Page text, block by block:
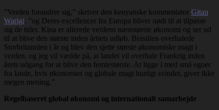
”Verden forandrer sig,” skriver den kenyanske kommentator Gitau
Warigi, ”og Deres excellencer fra Europa bliver nødt til at tilpasse
sig de tider. Kina er allerede verdens næststørste økonomi og ser ud
til at blive den største inden årtiets udløb. Brasilien overhalede
Storbritannien i år og blev den sjette største økonomiske magt i
verden, og jeg vil vædde på, at landet vil overhale Frankrig inden
årets udgang for at blive den femtestørste. At ligge i med små egoer
fra lande, hvis økonomier og globale magt hurtigt svinder, giver ikke
megen mening.”
Regelbaseret global økonomi og internationalt samarbejde